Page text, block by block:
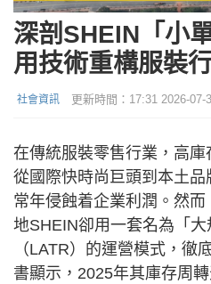
深剖SHEIN「小
用技術重構服裝
社會資訊 更新時間：17:31 2026-07-
在傳統服裝零售行業，高
從國際快時尚巨頭到本土
常年侵蝕着企業利潤。然
地SHEIN卻用一套名為「大
（LATR）的運營模式，徹
書顯示，2025年其庫存周